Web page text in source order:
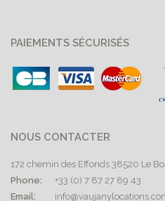
PAIEMENTS SÉCURISÉS
NOUS CONTACTER
172 chemin des Effonds 38520 Le
Phone:
+33 (0) 7 87 27 89 43
Email: